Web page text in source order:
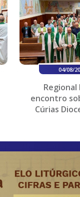
04/08/
Regional
encontro
Cúrias